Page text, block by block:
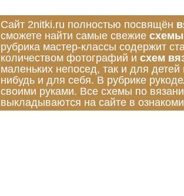
Сайт 2nitki.ru полностью посвящён
сможете найти самые свежие схемы
рубрика мастер-классы содержит
количеством фотографий и схем
маленьких непосед, так и для
нибудь и для себя. В рубрике
своими руками. Все схемы по
выкладываются на сайте в